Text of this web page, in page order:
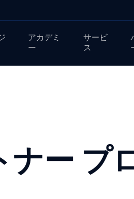
アカデミ
ー
サービ
ス
ナー プ